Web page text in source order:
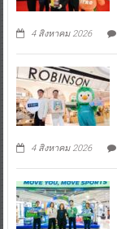
4 สิงหาคม 2026
4 สิงหาคม 2026